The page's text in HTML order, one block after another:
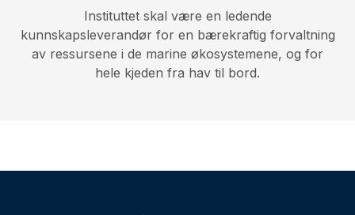
Instituttet skal være en ledende
kunnskapsleverandør for en bærekraftig forvaltning
av ressursene i de marine økosystemene, og for
hele kjeden fra hav til bord.